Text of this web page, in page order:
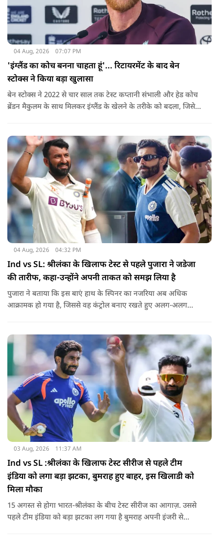
04 Aug, 2026 07:07 PM
'इंग्लैंड का कोच बनना चाहता हूं'... रिटायरमेंट के बाद बेन
स्टोक्स ने किया बड़ा खुलासा
बेन स्टोक्स ने 2022 से चार साल तक टेस्ट कप्तानी संभाली और हेड कोच
ब्रेंडन मैकुलम के साथ मिलकर इंग्लैंड के खेलने के तरीके को बदला, जिसे
04 Aug, 2026 04:32 PM
Ind vs SL: श्रीलंका के खिलाफ टेस्ट से पहले पुजारा ने जडेजा
की तारीफ, कहा-उन्होंने अपनी ताकत को समझ लिया है
पुजारा ने बताया कि इस बाएं हाथ के स्पिनर का नजरिया अब अधिक
आक्रामक हो गया है, जिससे वह कंट्रोल बनाए रखते हुए अलग-अलग
03 Aug, 2026 11:37 AM
Ind vs SL :श्रीलंका के खिलाफ टेस्ट सीरीज से पहले टीम
इंडिया को लगा बड़ा झटका, बुमराह हुए बाहर, इस खिलाडी को
मिला मौका
15 अगस्त से होगा भारत-श्रीलंका के बीच टेस्ट सीरीज का आगाज़. उससे
पहले टीम इंडिया को बड़ा झटका लग गया है बुमराह अपनी इंजरी से